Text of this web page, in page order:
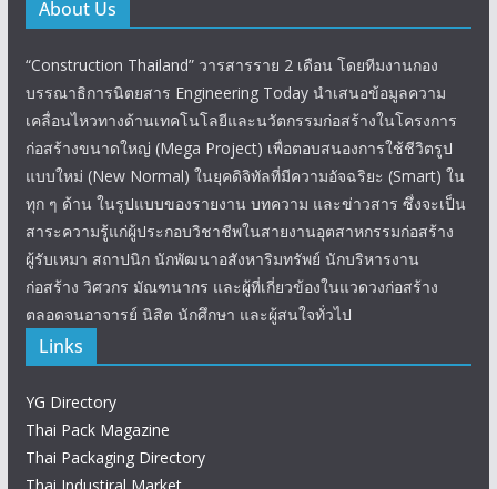
About Us
“Construction Thailand” วารสารราย 2 เดือน โดยทีมงานกอง
บรรณาธิการนิตยสาร Engineering Today นำเสนอข้อมูลความ
เคลื่อนไหวทางด้านเทคโนโลยีและนวัตกรรมก่อสร้างในโครงการ
ก่อสร้างขนาดใหญ่ (Mega Project) เพื่อตอบสนองการใช้ชีวิตรูป
แบบใหม่ (New Normal) ในยุคดิจิทัลที่มีความอัจฉริยะ (Smart) ใน
ทุก ๆ ด้าน ในรูปแบบของรายงาน บทความ และข่าวสาร ซึ่งจะเป็น
สาระความรู้แก่ผู้ประกอบวิชาชีพในสายงานอุตสาหกรรมก่อสร้าง
ผู้รับเหมา สถาปนิก นักพัฒนาอสังหาริมทรัพย์ นักบริหารงาน
ก่อสร้าง วิศวกร มัณฑนากร และผู้ที่เกี่ยวข้องในแวดวงก่อสร้าง
ตลอดจนอาจารย์ นิสิต นักศึกษา และผู้สนใจทั่วไป
Links
YG Directory
Thai Pack Magazine
Thai Packaging Directory